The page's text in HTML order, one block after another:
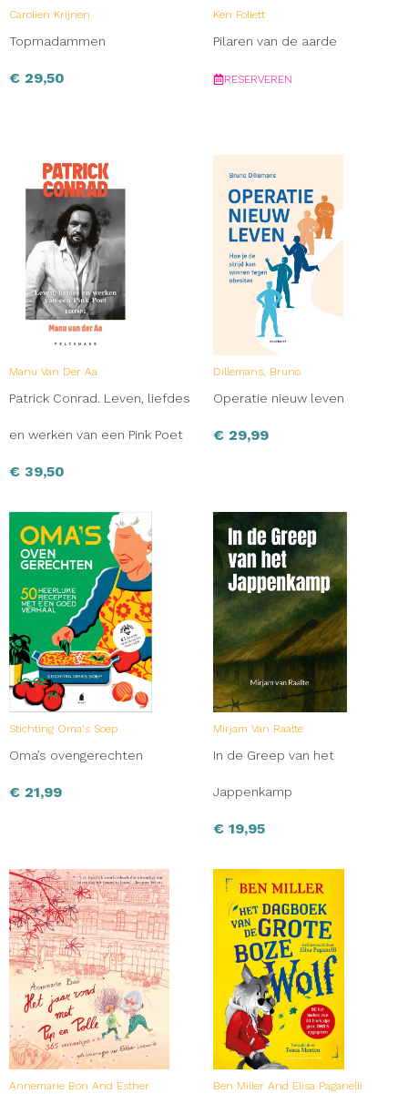
Carolien Krijnen
Topmadammen
€ 29,50
Ken Follett
Pilaren van de aarde
RESERVEREN
Manu Van Der Aa
Patrick Conrad. Leven, liefdes
en werken van een Pink Poet
€ 39,50
Dillemans, Bruno
Operatie nieuw leven
€ 29,99
Stichting Oma's Soep
Oma’s ovengerechten
€ 21,99
Mirjam Van Raalte
In de Greep van het
Jappenkamp
€ 19,95
Annemarie Bon And Esther
Ben Miller And Elisa Paganelli